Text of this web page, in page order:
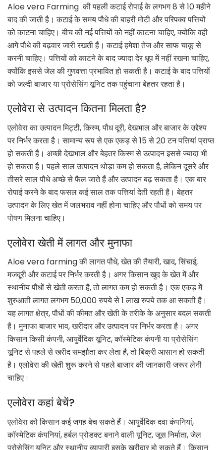
Aloe vera Farming की पहली कटाई रोपाई के लगभग 8 से 10 महीने
बाद की जाती है। कटाई के समय पौधे की बाहरी मोटी और परिपक्व पत्तियों
को काटना चाहिए। बीच की नई पत्तियों को नहीं काटना चाहिए, क्योंकि वही
आगे पौधे की बढ़वार जारी रखती हैं। कटाई हमेशा तेज और साफ चाकू से
करनी चाहिए। पत्तियों को काटने के बाद ज्यादा देर धूप में नहीं रखना चाहिए,
क्योंकि इससे जेल की गुणवत्ता प्रभावित हो सकती है। कटाई के बाद पत्तियों
को जल्दी बाजार या प्रोसेसिंग यूनिट तक पहुंचाना बेहतर रहता है।
एलोवेरा से उत्पादन कितना मिलता है?
एलोवेरा का उत्पादन मिट्टी, किस्म, पौध दूरी, देखभाल और बाजार के उद्देश्य
पर निर्भर करता है। सामान्य रूप से एक एकड़ से 15 से 20 टन पत्तियां प्राप्त
हो सकती हैं। अच्छी देखभाल और बेहतर किस्म से उत्पादन इससे ज्यादा भी
हो सकता है। पहले साल उत्पादन थोड़ा कम हो सकता है, लेकिन दूसरे और
तीसरे साल पौधे अच्छे से फैल जाते हैं और उत्पादन बढ़ सकता है। एक बार
रोपाई करने के बाद फसल कई साल तक पत्तियां देती रहती है। बेहतर
उत्पादन के लिए खेत में जलभराव नहीं होना चाहिए और पौधों को समय पर
पोषण मिलना चाहिए।
एलोवेरा खेती में लागत और मुनाफा
Aloe vera farming की लागत पौधे, खेत की तैयारी, खाद, सिंचाई,
मजदूरी और कटाई पर निर्भर करती है। अगर किसान खुद के खेत में और
स्थानीय पौधों से खेती करता है, तो लागत कम हो सकती है। एक एकड़ में
शुरुआती लागत लगभग 50,000 रुपये से 1 लाख रुपये तक आ सकती है।
यह लागत क्षेत्र, पौधों की कीमत और खेती के तरीके के अनुसार बदल सकती
है। मुनाफा बाजार भाव, खरीदार और उत्पादन पर निर्भर करता है। अगर
किसान किसी कंपनी, आयुर्वेदिक यूनिट, कॉस्मेटिक कंपनी या प्रोसेसिंग
यूनिट से पहले से खरीद समझौता कर लेता है, तो बिक्री आसान हो सकती
है। एलोवेरा की खेती शुरू करने से पहले बाजार की जानकारी जरूर लेनी
चाहिए।
एलोवेरा कहां बेचें?
एलोवेरा को किसान कई जगह बेच सकते हैं। आयुर्वेदिक दवा कंपनियां,
कॉस्मेटिक कंपनियां, हर्बल प्रोडक्ट बनाने वाली यूनिट, जूस निर्माता, जेल
प्रोसेसिंग यूनिट और स्थानीय व्यापारी इसके खरीदार हो सकते हैं। किसान